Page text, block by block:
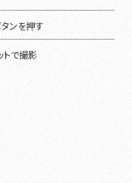
ンを押す
トで撮影